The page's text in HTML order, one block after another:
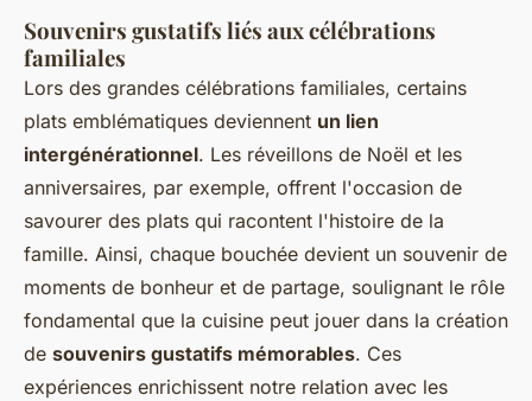
Souvenirs gustatifs liés aux célébrations
familiales
Lors des grandes célébrations familiales, certains
plats emblématiques deviennent un lien
intergénérationnel. Les réveillons de Noël et les
anniversaires, par exemple, offrent l'occasion de
savourer des plats qui racontent l'histoire de la
famille. Ainsi, chaque bouchée devient un souvenir de
moments de bonheur et de partage, soulignant le rôle
fondamental que la cuisine peut jouer dans la création
de souvenirs gustatifs mémorables. Ces
expériences enrichissent notre relation avec les